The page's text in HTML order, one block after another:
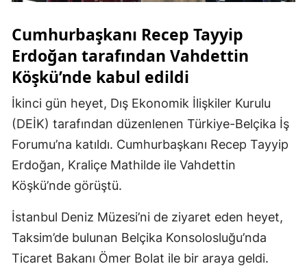
Cumhurbaşkanı Recep Tayyip
Erdoğan tarafından Vahdettin
Köşkü’nde kabul edildi
İkinci gün heyet, Dış Ekonomik İlişkiler Kurulu
(DEİK) tarafından düzenlenen Türkiye-Belçika İş
Forumu’na katıldı. Cumhurbaşkanı Recep Tayyip
Erdoğan, Kraliçe Mathilde ile Vahdettin
Köşkü’nde görüştü.
İstanbul Deniz Müzesi’ni de ziyaret eden heyet,
Taksim’de bulunan Belçika Konsolosluğu’nda
Ticaret Bakanı Ömer Bolat ile bir araya geldi.